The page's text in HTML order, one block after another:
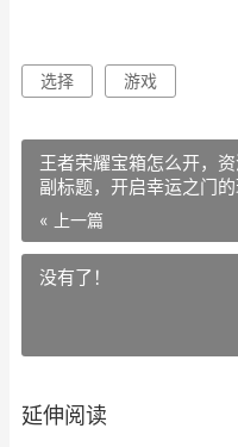
选择 游戏
王者荣耀宝箱怎么开，
副标题，开启幸运之门
« 上一篇
没有了！
延伸阅读